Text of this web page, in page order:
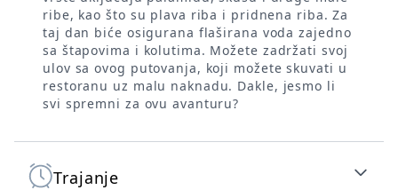
ribe, kao što su plava riba i pridnena riba. Za
taj dan biće osigurana flaširana voda zajedno
sa štapovima i kolutima. Možete zadržati svoj
ulov sa ovog putovanja, koji možete skuvati u
restoranu uz malu naknadu. Dakle, jesmo li
svi spremni za ovu avanturu?
Trajanje